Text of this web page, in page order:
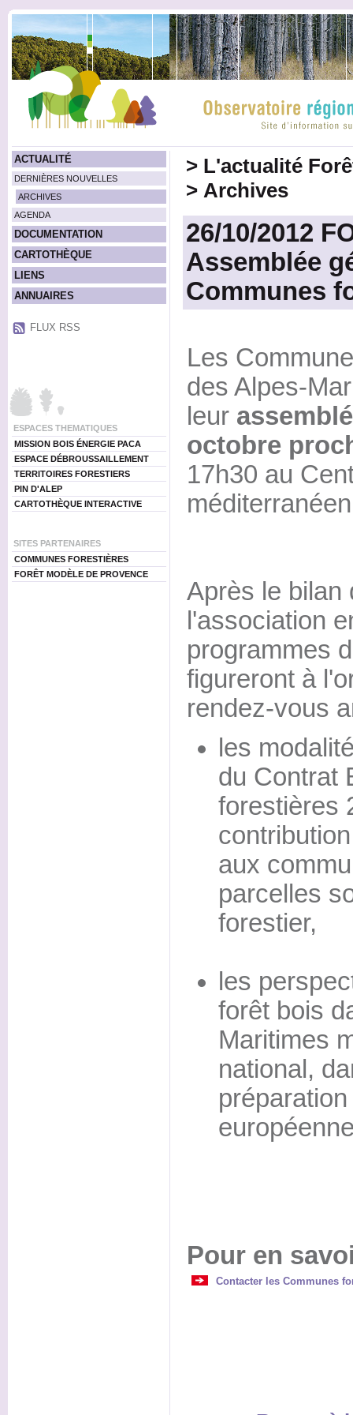
ACTUALITÉ
DERNIÈRES NOUVELLES
ARCHIVES
AGENDA
DOCUMENTATION
CARTOTHÈQUE
LIENS
ANNUAIRES
FLUX RSS
ESPACES THEMATIQUES
MISSION BOIS ÉNERGIE PACA
ESPACE DÉBROUSSAILLEMENT
TERRITOIRES FORESTIERS
PIN D'ALEP
CARTOTHÈQUE INTERACTIVE
SITES PARTENAIRES
COMMUNES FORESTIÈRES
FORÊT MODÈLE DE PROVENCE
> L'actualité
> Archives
26/10/2012
Assemblée
Communes
Les
des Alpes-
leur
octobre
17h30 au
Après le bilan
l'association
programmes
figureront à
rendez-vous
les
du Contrat
forestières
aux
parcelles
forestier,
les
forêt bois
Maritimes
national,
Pour en
Contacter les Communes